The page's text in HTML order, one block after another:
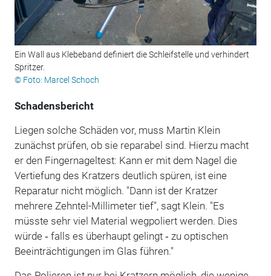
Ein Wall aus Klebeband definiert die Schleifstelle und verhindert
Spritzer.
© Foto: Marcel Schoch
Schadensbericht
Liegen solche Schäden vor, muss Martin Klein
zunächst prüfen, ob sie reparabel sind. Hierzu macht
er den Fingernageltest: Kann er mit dem Nagel die
Vertiefung des Kratzers deutlich spüren, ist eine
Reparatur nicht möglich. "Dann ist der Kratzer
mehrere Zehntel-Millimeter tief", sagt Klein. "Es
müsste sehr viel Material wegpoliert werden. Dies
würde ‐ falls es überhaupt gelingt ‐ zu optischen
Beeinträchtigungen im Glas führen."